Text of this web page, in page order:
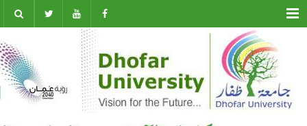
Menu